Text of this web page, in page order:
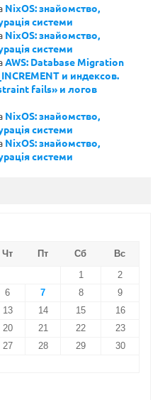
NixOS: знайомство,
системи
NixOS: знайомство,
системи
AWS: Database Migration
и индексов.
fails» и логов
NixOS: знайомство,
системи
NixOS: знайомство,
системи
Чт Пт Сб
Вс
1
2
6 7 8
9
13 14 15
16
20 21 22
23
27 28 29
30